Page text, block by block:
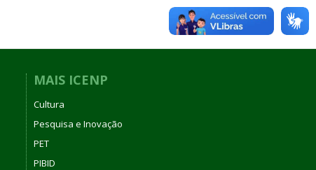
MAIS ICENP
Cultura
Pesquisa e Inovação
PET
PIBID